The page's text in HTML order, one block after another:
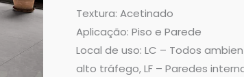
Textura: Acetinado
Aplicação: Piso e Parede
Local de uso: LC – Todos
alto tráfego, LF – Paredes